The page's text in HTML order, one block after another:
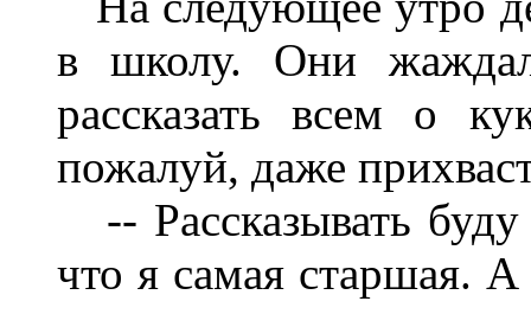
в школу. Они
рассказать всем о
пожалуй, даже
-- Рассказывать
что я самая старшая.